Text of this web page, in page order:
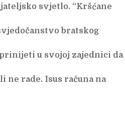
svjetlo. “Kršćane
bratskog
u svojoj zajednici da
ne rade. Isus računa na